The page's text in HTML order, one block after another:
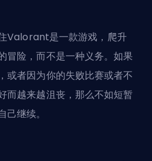
Valorant是一款游戏，爬升
冒险，而不是一种义务。如果
或者因为你的失败比赛或者不
而越来越沮丧，那么不如短暂
继续。